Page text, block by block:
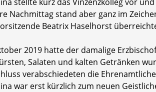
Nachmittag stand aber ganz im
Beatrix Haselhorst
2019 hatte der damalige
Salaten und kalten Getränken
verabschiedeten die
war erst kürzlich zum neuen